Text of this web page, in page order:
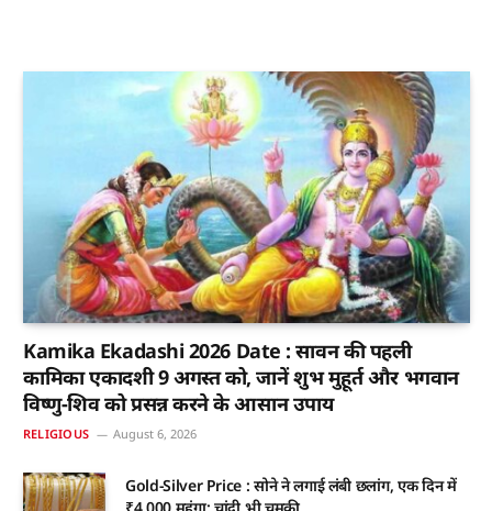
Kamika Ekadashi 2026 Date : सावन की पहली
कामिका एकादशी 9 अगस्त को, जानें शुभ मुहूर्त और भगवान
विष्णु-शिव को प्रसन्न करने के आसान उपाय
RELIGIOUS August 6, 2026
Gold-Silver Price : सोने ने लगाई लंबी छलांग, एक दिन में